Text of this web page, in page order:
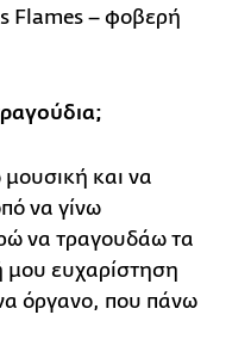
Flames – φοβερή
και να
να γίνω
να τραγουδάω τα
μου ευχαρίστηση
όργανο, που πάνω